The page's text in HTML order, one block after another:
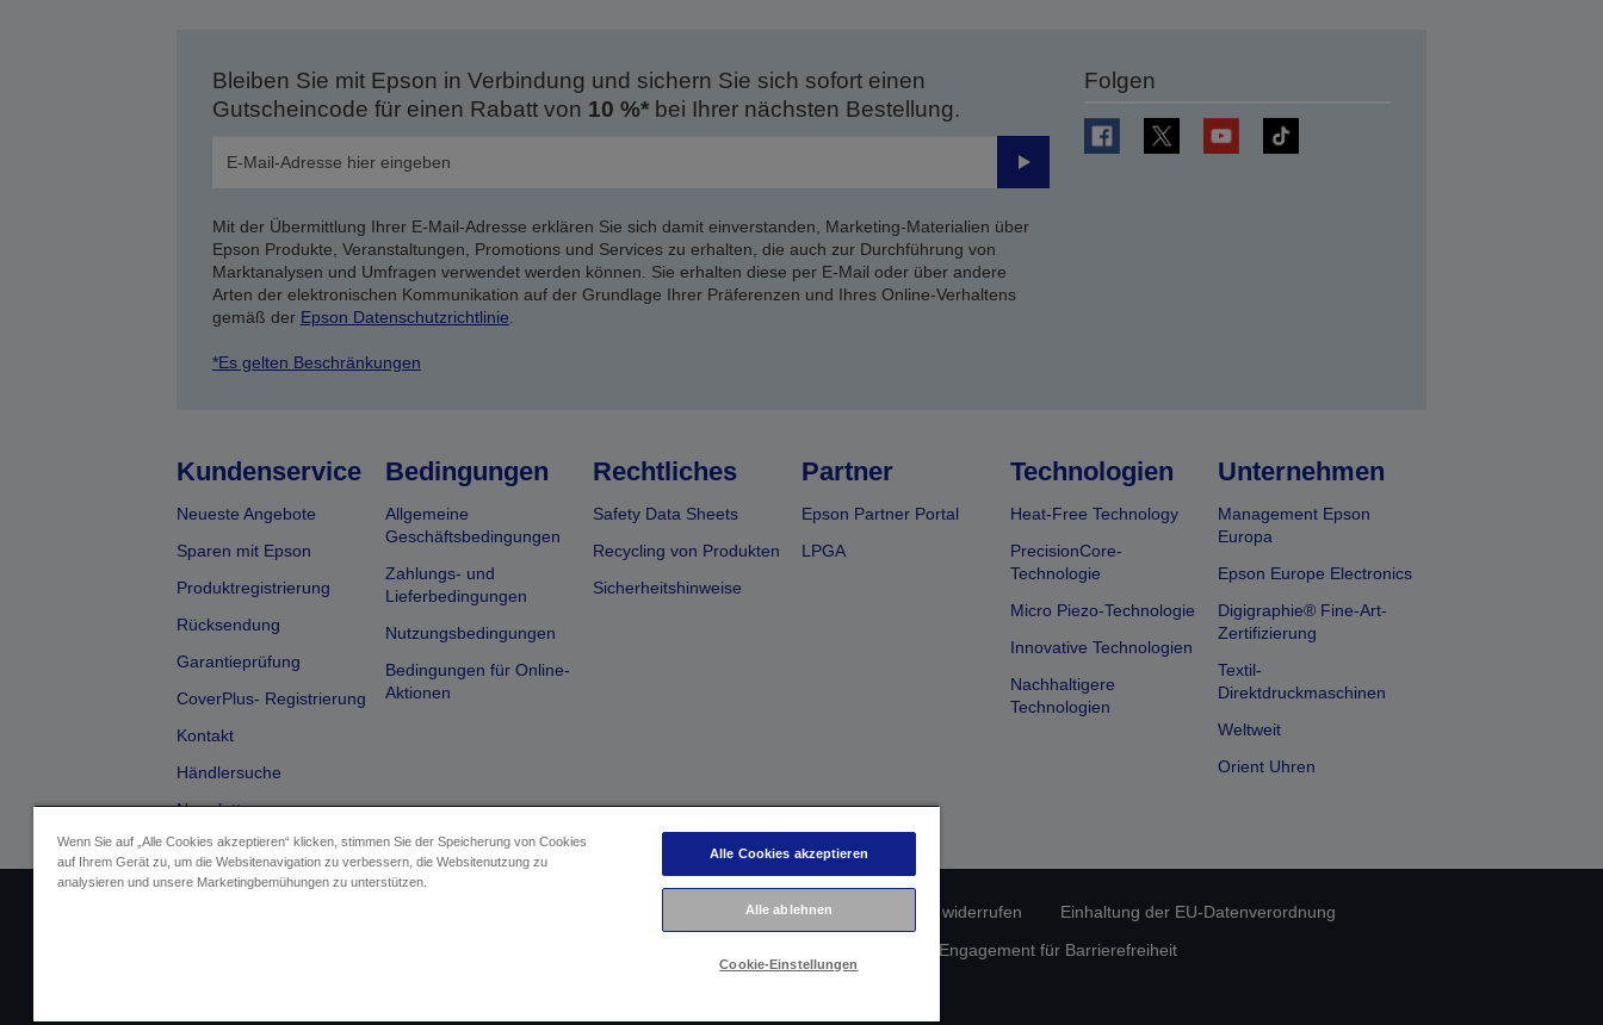
Bleiben Sie mit Epson in Verbindung und sichern Sie sich sofort einen
Gutscheincode für einen Rabatt von 10 %*bei Ihrer nächsten Bestellung.
Senden
Mit der Übermittlung Ihrer E-Mail-Adresse erklären Sie sich damit einverstanden, Marketing-Materialien über
Epson Produkte, Veranstaltungen, Promotions und Services zu erhalten, die auch zur Durchführung von
Marktanalysen und Umfragen verwendet werden können. Sie erhalten diese per E-Mail oder über andere
Arten der elektronischen Kommunikation auf der Grundlage Ihrer Präferenzen und Ihres Online-Verhaltens
gemäß der Epson Datenschutzrichtlinie
*Es gelten Beschränkungen
Folgen
Kundenservice
Neueste Angebote
Sparen mit Epson
Produktregistrierung
Rücksendung
Garantieprüfung
CoverPlus- Registrierung
Kontakt
Händlersuche
Newsletter
Bedingungen
Allgemeine
Geschäftsbedingungen
Zahlungs- und
Lieferbedingungen
Nutzungsbedingungen
Bedingungen für Online-
Aktionen
Rechtliches
Safety Data Sheets
Recycling von Produkten
Sicherheitshinweise
Partner
Epson Partner Portal
LPGA
Technologien
Heat-Free Technology
PrecisionCore-
Technologie
Micro Piezo-Technologie
Innovative Technologien
Nachhaltigere
Technologien
Unternehmen
Management Epson
Europa
Epson Europe Electronics
Digigraphie® Fine-Art-
Zertifizierung
Textil-
Direktdruckmaschinen
Weltweit
Orient Uhren
Datenschutzrichtlinie Vertrag widerrufen
Einhaltung der EU-Datenverordnung
Epson Engagement für Barrierefreiheit
Wenn Sie auf „Alle Cookies akzeptieren“ klicken, stimmen Sie der Speicherung von Cookies
auf Ihrem Gerät zu, um die Websitenavigation zu verbessern, die Websitenutzung zu
analysieren und unsere Marketingbemühungen zu unterstützen.
Alle Cookies akzeptieren
Alle ablehnen
Cookie-Einstellungen